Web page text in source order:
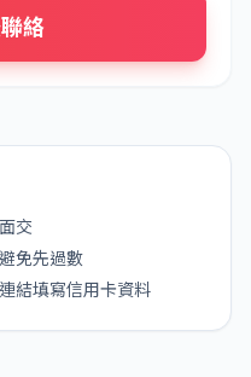
絡
交
免先過數
結填寫信用卡資料